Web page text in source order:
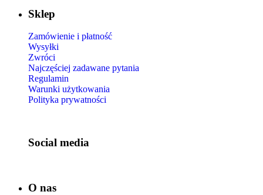
Sklep
Zamówienie i płatność
Wysyłki
Zwróci
Najczęściej zadawane pytania
Regulamin
Warunki użytkowania
Polityka prywatności
Social media
O nas